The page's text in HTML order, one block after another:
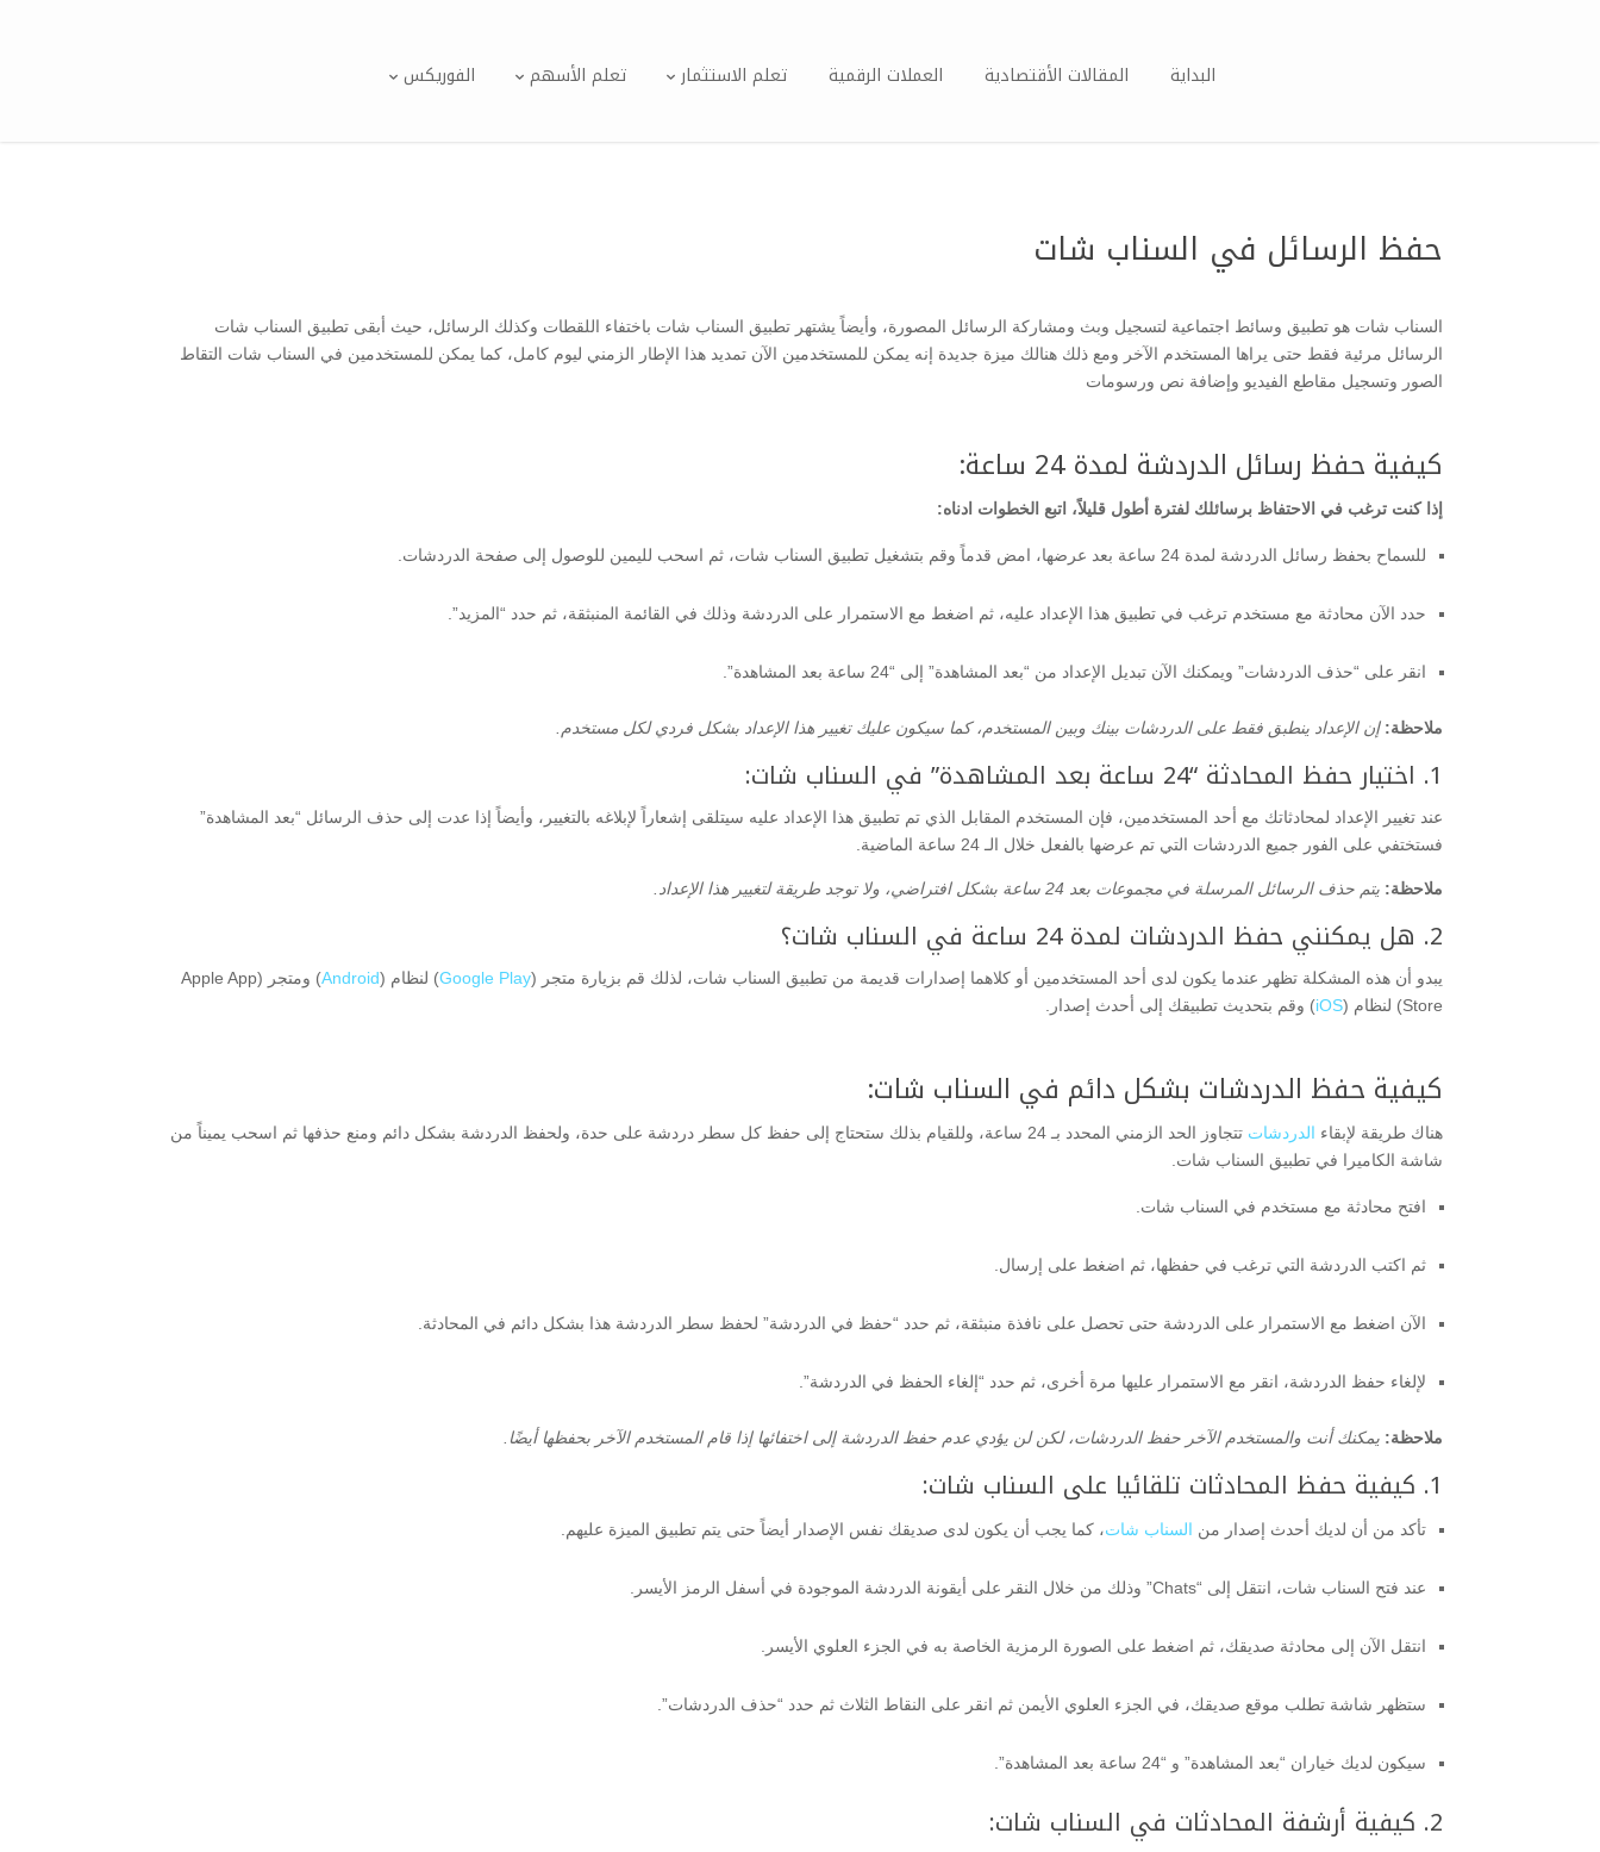
البداية المقالات الأقتصادية العملات الرقمية تعلم الاستثمار تعلم الأسهم الفوريكس
حفظ الرسائل في السناب شات
السناب شات هو تطبيق وسائط اجتماعية لتسجيل وبث ومشاركة الرسائل المصورة، وأيضاً يشتهر تطبيق السناب شات باختفاء اللقطات وكذلك الرسائل، حيث أبقى تطبيق السناب شات
الرسائل مرئية فقط حتى يراها المستخدم الآخر ومع ذلك هنالك ميزة جديدة إنه يمكن للمستخدمين الآن تمديد هذا الإطار الزمني ليوم كامل، كما يمكن للمستخدمين في السناب شات التقاط
الصور وتسجيل مقاطع الفيديو وإضافة نص ورسومات
كيفية حفظ رسائل الدردشة لمدة 24 ساعة:
إذا كنت ترغب في الاحتفاظ برسائلك لفترة أطول قليلاً، اتبع الخطوات ادناه:
للسماح بحفظ رسائل الدردشة لمدة 24 ساعة بعد عرضها، امض قدماً وقم بتشغيل تطبيق السناب شات، ثم اسحب لليمين للوصول إلى صفحة الدردشات.
حدد الآن محادثة مع مستخدم ترغب في تطبيق هذا الإعداد عليه، ثم اضغط مع الاستمرار على الدردشة وذلك في القائمة المنبثقة، ثم حدد “المزيد”.
انقر على “حذف الدردشات” ويمكنك الآن تبديل الإعداد من “بعد المشاهدة” إلى “24 ساعة بعد المشاهدة”.
ملاحظة:إن الإعداد ينطبق فقط على الدردشات بينك وبين المستخدم، كما سيكون عليك تغيير هذا الإعداد بشكل فردي لكل مستخدم.
1. اختيار حفظ المحادثة “24 ساعة بعد المشاهدة” في السناب شات:
عند تغيير الإعداد لمحادثاتك مع أحد المستخدمين، فإن المستخدم المقابل الذي تم تطبيق هذا الإعداد عليه سيتلقى إشعاراً لإبلاغه بالتغيير، وأيضاً إذا عدت إلى حذف الرسائل “بعد المشاهدة”
فستختفي على الفور جميع الدردشات التي تم عرضها بالفعل خلال الـ 24 ساعة الماضية.
ملاحظة: يتم حذف الرسائل المرسلة في مجموعات بعد 24 ساعة بشكل افتراضي، ولا توجد طريقة لتغيير هذا الإعداد.
2. هل يمكنني حفظ الدردشات لمدة 24 ساعة في السناب شات؟
يبدو أن هذه المشكلة تظهر عندما يكون لدى أحد المستخدمين أو كلاهما إصدارات قديمة من تطبيق السناب شات، لذلك قم بزيارة متجر (Google Play) لنظام (Android
) ومتجر (Apple App
Store) لنظام (
iOS) وقم بتحديث تطبيقك إلى أحدث إصدار.
كيفية حفظ الدردشات بشكل دائم في السناب شات:
هناك طريقة لإبقاء الدردشات
تتجاوز الحد الزمني المحدد بـ 24 ساعة، وللقيام بذلك ستحتاج إلى حفظ كل سطر دردشة على حدة، ولحفظ الدردشة بشكل دائم ومنع حذفها ثم اسحب يميناً من
شاشة الكاميرا في تطبيق السناب شات.
افتح محادثة مع مستخدم في السناب شات.
ثم اكتب الدردشة التي ترغب في حفظها، ثم اضغط على إرسال.
الآن اضغط مع الاستمرار على الدردشة حتى تحصل على نافذة منبثقة، ثم حدد “حفظ في الدردشة” لحفظ سطر الدردشة هذا بشكل دائم في المحادثة.
لإلغاء حفظ الدردشة، انقر مع الاستمرار عليها مرة أخرى، ثم حدد “إلغاء الحفظ في الدردشة”.
ملاحظة: يمكنك أنت والمستخدم الآخر حفظ الدردشات، لكن لن يؤدي عدم حفظ الدردشة إلى اختفائها إذا قام المستخدم الآخر بحفظها أيضًا.
1. كيفية حفظ المحادثات تلقائيا على السناب شات:
تأكد من أن لديك أحدث إصدار من السناب شات، كما يجب أن يكون لدى صديقك نفس الإصدار أيضاً حتى يتم تطبيق الميزة عليهم.
عند فتح السناب شات، انتقل إلى “Chats” وذلك من خلال النقر على أيقونة الدردشة الموجودة في أسفل الرمز الأيسر.
انتقل الآن إلى محادثة صديقك، ثم اضغط على الصورة الرمزية الخاصة به في الجزء العلوي الأيسر.
ستظهر شاشة تطلب موقع صديقك، في الجزء العلوي الأيمن ثم انقر على النقاط الثلاث ثم حدد “حذف الدردشات”.
سيكون لديك خياران “بعد المشاهدة” و “24 ساعة بعد المشاهدة”.
2. كيفية أرشفة المحادثات في السناب شات: